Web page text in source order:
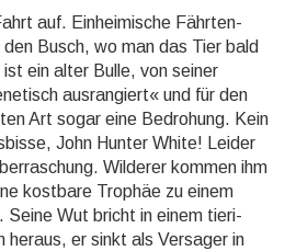
auf. Einhei­mische Fährten­
Busch, wo man das Tier bald
ein alter Bulle, von seiner
aus­rangiert« und für den
Art sogar eine Bedrohung. Kein
John Hunter White! Leider
Wilderer kommen ihm
kostbare Trophäe zu einem
Seine Wut bricht in einem tieri­
heraus, er sinkt als Versager in